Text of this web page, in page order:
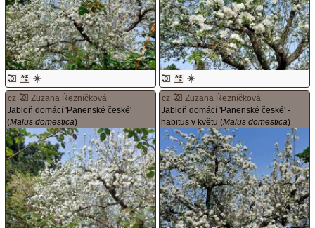
cz
Zuzana Řezníčková
Jabloň domácí 'Panenské české'
(Malus domestica)
cz
Zuzana Řezníčková
Jabloň domácí 'Panenské české' -
habitus v květu (Malus domestica)